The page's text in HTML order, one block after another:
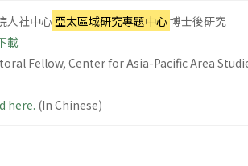
人社中心亞太區域研究專題中心博士後研究
載
Fellow, Center for Asia-Pacific Area
here. (In Chinese)